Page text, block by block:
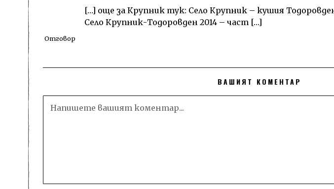
[…] още за Крупник тук: Село Крупник – кушия
Село Крупник-Тодоровден 2014 – част […]
Отговор
ВАШИЯТ КОМЕНТАР